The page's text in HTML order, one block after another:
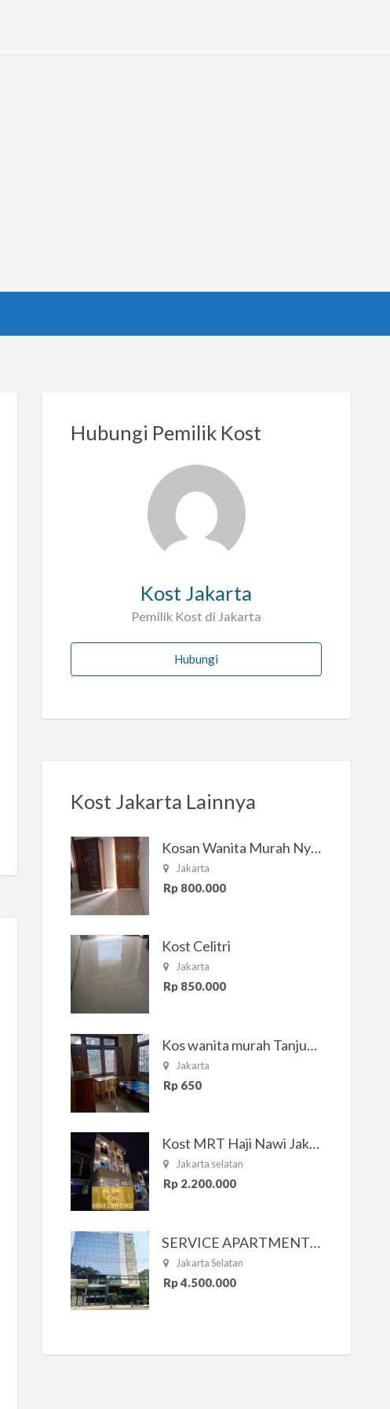
Hubungi Pemilik Kost
Kost Jakarta
Pemilik Kost di Jakarta
Hubungi
Kost Jakarta Lainnya
Kosan Wanita Murah Nyaman di Jakarta Selatan
Jakarta
Rp 800.000
Kost Celitri
Jakarta
Rp 850.000
Kos wanita murah Tanjung Duren Jakarta Barat
Jakarta
Rp 650
Kost MRT Haji Nawi Jakarta Selatan
Jakarta selatan
Rp 2.200.000
SERVICE APARTMENT SOUTH RESIDENCE
Jakarta Selatan
Rp 4.500.000